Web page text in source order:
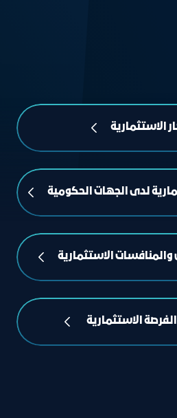
الاستثمارية
لدى الجهات الحكومية
والمنافسات الاستثمارية
الاستثمارية